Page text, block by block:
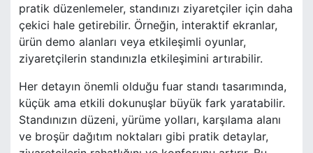
pratik düzenlemeler, standınızı ziyaretçiler için daha
çekici hale getirebilir. Örneğin, interaktif ekranlar,
ürün demo alanları veya etkileşimli oyunlar,
ziyaretçilerin standınızla etkileşimini artırabilir.
Her detayın önemli olduğu fuar standı tasarımında,
küçük ama etkili dokunuşlar büyük fark yaratabilir.
Standınızın düzeni, yürüme yolları, karşılama alanı
ve broşür dağıtım noktaları gibi pratik detaylar,